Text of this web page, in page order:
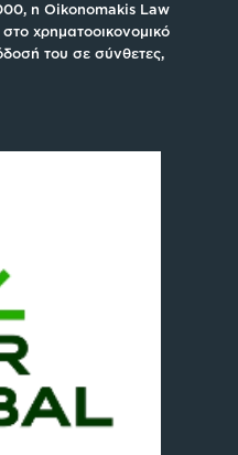
η Oikonomakis Law
χρηματοοικονομικό
του σε σύνθετες,